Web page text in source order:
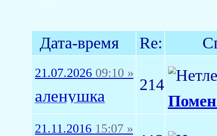
Дата-время Re:
21.07.2026 09:10 »
аленушка
214
21.11.2016 15:07 »